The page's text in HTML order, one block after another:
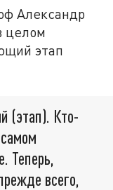
Александр
целом
этап
(этап). Кто-
Теперь,
всего,